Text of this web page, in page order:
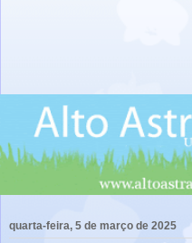
quarta-feira, 5 de março de 2025